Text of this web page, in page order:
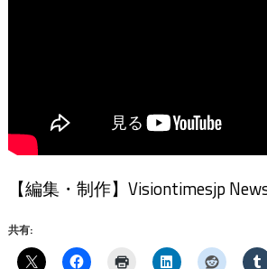
【編集・制作】Visiontimesjp
共有: